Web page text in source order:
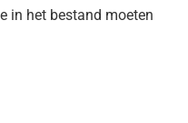
in het bestand moeten